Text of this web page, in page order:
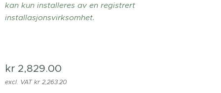
kan kun installeres av en registrert
installasjonsvirksomhet.
kr 2,829.00
excl. VAT kr 2,263.20